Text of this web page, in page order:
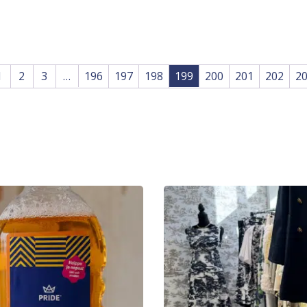
2 3 … 196 197 198 199 200 201 202